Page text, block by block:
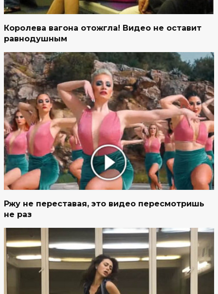
Королева вагона отожгла! Видео не оставит
равнодушным
Ржу не переставая, это видео пересмотришь
не раз